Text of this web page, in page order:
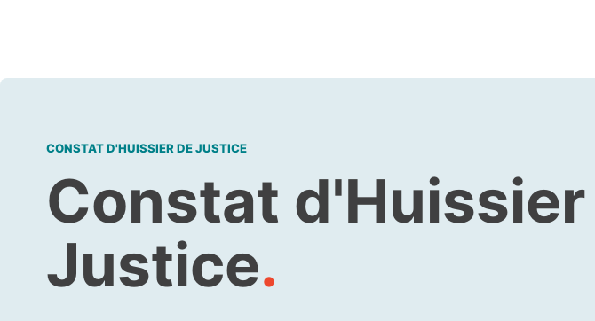
CONSTAT D'HUISSIER DE JUSTICE
Constat
Justice.